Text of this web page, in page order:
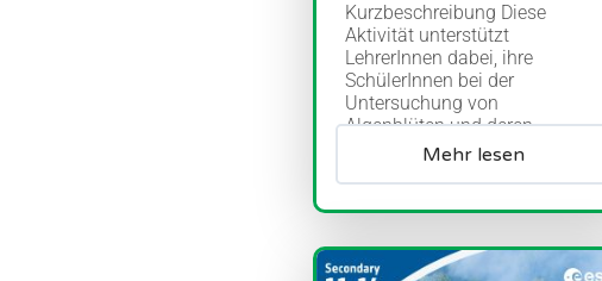
Kurzbeschreibung Diese
Aktivität unterstützt
LehrerInnen dabei, ihre
SchülerInnen bei der
Untersuchung von
Algenblüten und deren
Auswirkungen anhand von
Mehr lesen